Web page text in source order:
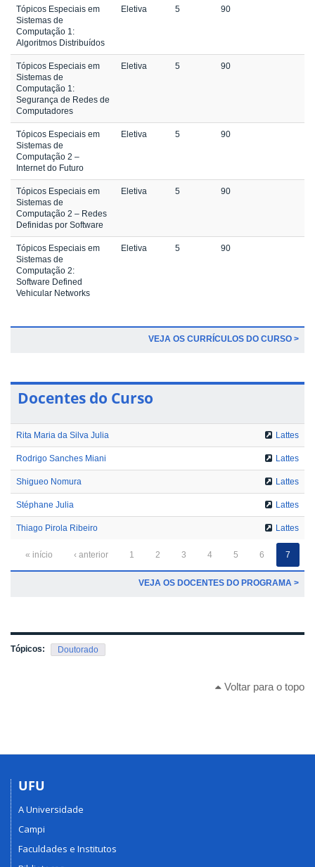
Tópicos Especiais em
Sistemas de
Computação 1:
Algoritmos Distribuídos
Eletiva 5 90
Tópicos Especiais em
Sistemas de
Computação 1:
Segurança de Redes de
Computadores
Eletiva 5 90
Tópicos Especiais em
Sistemas de
Computação 2 –
Internet do Futuro
Eletiva 5 90
Tópicos Especiais em
Sistemas de
Computação 2 – Redes
Definidas por Software
Eletiva 5 90
Tópicos Especiais em
Sistemas de
Computação 2:
Software Defined
Vehicular Networks
Eletiva 5 90
VEJA OS CURRÍCULOS DO CURSO >
Docentes do Curso
Rita Maria da Silva Julia Lattes
Rodrigo Sanches Miani Lattes
Shigueo Nomura Lattes
Stéphane Julia Lattes
Thiago Pirola Ribeiro Lattes
« início ‹ anterior 1 2 3 4 5 6 7
VEJA OS DOCENTES DO PROGRAMA >
Tópicos: Doutorado
Voltar para o topo
UFU
A Universidade
Campi
Faculdades e Institutos